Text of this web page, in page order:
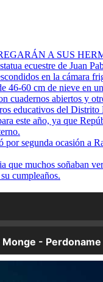
A SUS
ecuestre de Juan
en la cámara
46-60 cm de nieve en
cuadernos abiertos y
educativos del Distrito
este año, ya que
segunda ocasión a
que muchos soñaban
cumpleaños.